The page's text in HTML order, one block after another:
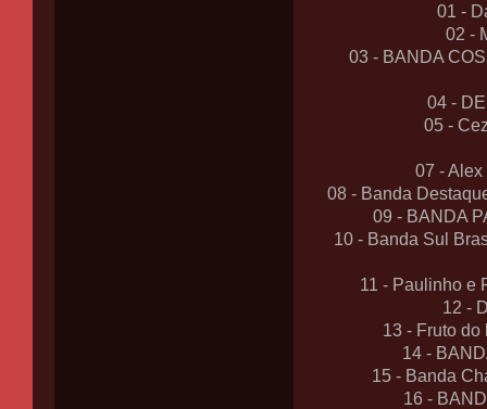
01 -
02 -
03 - BANDA
04 -
05 -
07 -
08 - Banda
09 - BANDA
10 - Banda Sul
11 - Paulinho e
12 -
13 - Fruto
14 -
15 - Banda
16 -